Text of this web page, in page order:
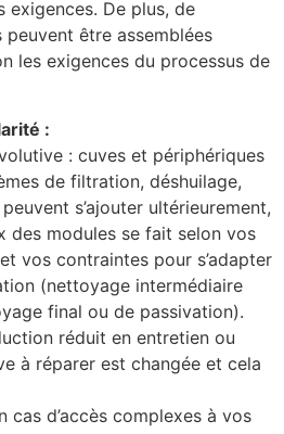
exigences. De plus, de
peuvent être assemblées
les exigences du processus de
:
: cuves et périphériques
de filtration, déshuilage,
s’ajouter ultérieurement,
des modules se fait selon vos
vos contraintes pour s’adapter
(nettoyage intermédiaire
final ou de passivation).
réduit en entretien ou
à réparer est changée et cela
cas d’accès complexes à vos